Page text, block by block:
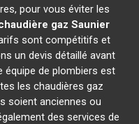
pour vous éviter les
gaz Saunier
sont compétitifs et
un devis détaillé avant
équipe de plombiers est
les chaudières gaz
soient anciennes ou
des services de